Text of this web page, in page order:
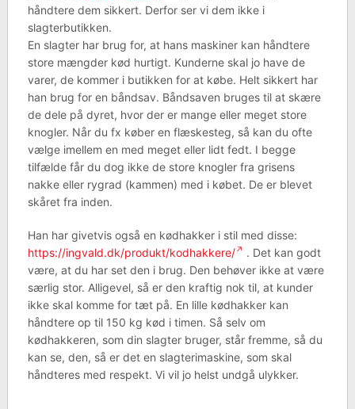
håndtere dem sikkert. Derfor ser vi dem ikke i
slagterbutikken.
En slagter har brug for, at hans maskiner kan håndtere
store mængder kød hurtigt. Kunderne skal jo have de
varer, de kommer i butikken for at købe. Helt sikkert har
han brug for en båndsav. Båndsaven bruges til at skære
de dele på dyret, hvor der er mange eller meget store
knogler. Når du fx køber en flæskesteg, så kan du ofte
vælge imellem en med meget eller lidt fedt. I begge
tilfælde får du dog ikke de store knogler fra grisens
nakke eller rygrad (kammen) med i købet. De er blevet
skåret fra inden.
Han har givetvis også en kødhakker i stil med disse:
https://ingvald.dk/produkt/kodhakkere/
. Det kan godt
være, at du har set den i brug. Den behøver ikke at være
særlig stor. Alligevel, så er den kraftig nok til, at kunder
ikke skal komme for tæt på. En lille kødhakker kan
håndtere op til 150 kg kød i timen. Så selv om
kødhakkeren, som din slagter bruger, står fremme, så du
kan se, den, så er det en slagterimaskine, som skal
håndteres med respekt. Vi vil jo helst undgå ulykker.